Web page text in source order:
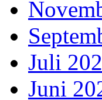
Juli
Juni